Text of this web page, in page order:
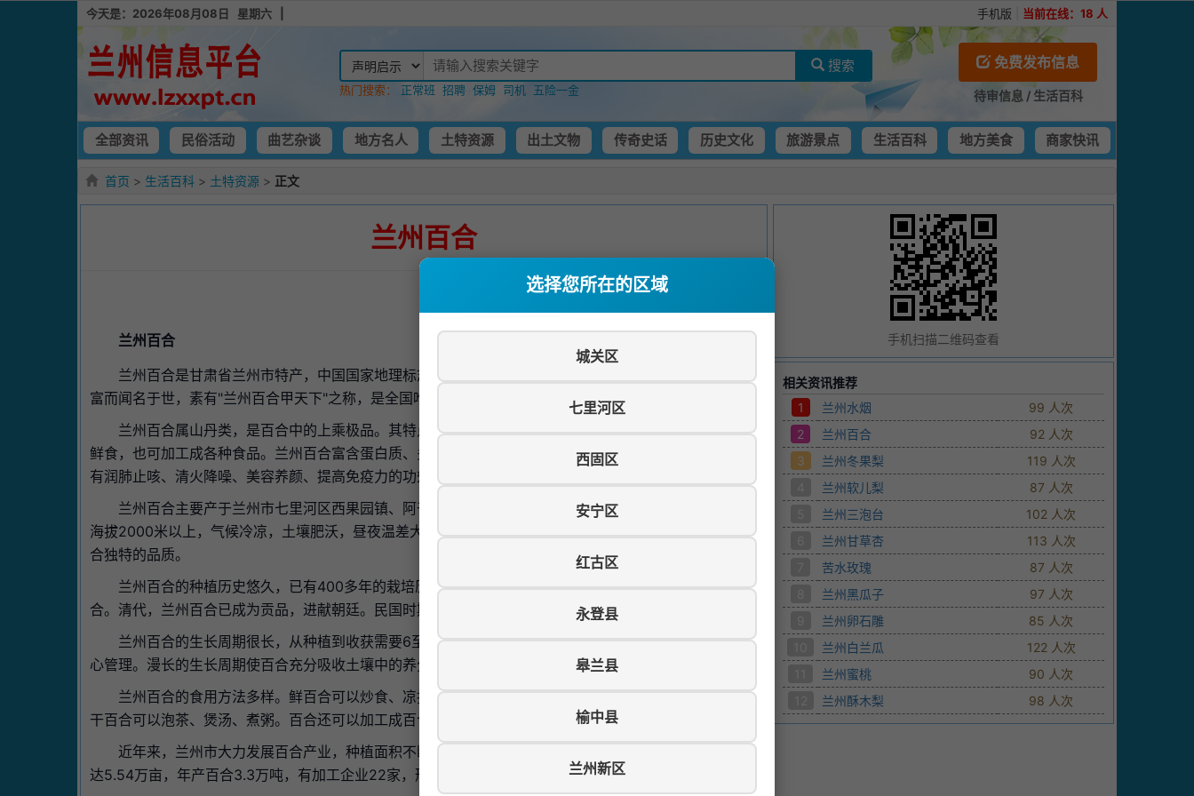
今天是：2026年08月08日 星期六 | 手机版 当前在线： 18 人
搜索
热门搜索： 正常班 招聘 保姆 司机 五险一金
免费发布信息
待审信息 / 生活百科
选择您所在的区域
城关区
七里河区
西固区
安宁区
红古区
永登县
皋兰县
榆中县
兰州新区
全部资讯 民俗活动 曲艺杂谈 地方名人 土特资源 出土文物 传奇史话 历史文化 旅游景点 生活百科 地方美食 商家快讯
首页 > 生活百科 > 土特资源 > 正文
兰州百合
兰州百合
兰州百合是甘肃省兰州市特产，中国国家地理标志产品，以其瓣大肉厚、洁白如玉、甘甜爽口、营养丰
富而闻名于世，素有"兰州百合甲天下"之称，是全国唯一食用甜百合，被誉为"蔬菜中的人参"。
兰州百合属山丹类，是百合中的上乘极品。其特点是含糖量高，纤维少，无苦味，口感香甜软糯，既可
鲜食，也可加工成各种食品。兰州百合富含蛋白质、多糖、果胶、维生素、生物碱及锌、硒等微量元素，具
有润肺止咳、清火降噪、美容养颜、提高免疫力的功效。
兰州百合主要产于兰州市七里河区西果园镇、阿干镇，榆中县马坡乡、银山乡等高海拔山区。这些地区
海拔2000米以上，气候冷凉，土壤肥沃，昼夜温差大，非常适合百合生长。独特的地理环境造就了兰州百
合独特的品质。
兰州百合的种植历史悠久，已有400多年的栽培历史。据记载，明万历年间，兰州地区就开始种植百
合。清代，兰州百合已成为贡品，进献朝廷。民国时期，兰州百合开始出口，远销海外。
兰州百合的生长周期很长，从种植到收获需要6至9年时间。期间需要经过多次移栽、施肥、除草等精
心管理。漫长的生长周期使百合充分吸收土壤中的养分，形成了独特的品质。
兰州百合的食用方法多样。鲜百合可以炒食、凉拌、做汤、蒸食，也可以制作百合粥、百合糕等甜品。
干百合可以泡茶、煲汤、煮粥。百合还可以加工成百合粉、百合罐头、百合饮料等产品。
近年来，兰州市大力发展百合产业，种植面积不断扩大，加工能力不断增强。目前，兰州百合种植面积
达5.54万亩，年产百合3.3万吨，有加工企业22家，形成了从种植到加工、销售的完整产业链。
手机扫描二维码查看
相关资讯推荐
1
兰州水烟
99 人次
2
兰州百合
92 人次
3
兰州冬果梨
119 人次
兰州软儿梨
87 人次
兰州三泡台
102 人次
兰州甘草杏
113 人次
苦水玫瑰
87 人次
兰州黑瓜子
97 人次
兰州卵石雕
85 人次
兰州白兰瓜
122 人次
兰州蜜桃
90 人次
兰州酥木梨 98 人次